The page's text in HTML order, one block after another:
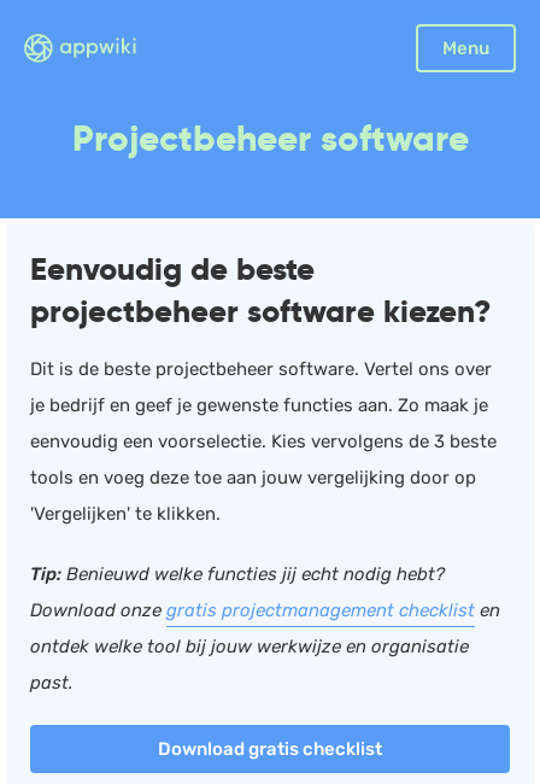
Menu
Facturatie
Debiteurenbeheer
Incasso
Scan en herken
Urenregistratie
Documentmanagement
Projectmanagement
Workflowmanagement
Planning
Werkbonnen
Rittenregistratie
Projectbeheer software
Eenvoudig de beste
projectbeheer software kiezen?
Dit is de beste projectbeheer software. Vertel ons over
je bedrijf en geef je gewenste functies aan. Zo maak je
eenvoudig een voorselectie. Kies vervolgens de 3 beste
tools en voeg deze toe aan jouw vergelijking door op
'Vergelijken' te klikken.
Tip: Benieuwd welke functies jij echt nodig hebt?
Download onze gratis projectmanagement checklist en
ontdek welke tool bij jouw werkwijze en organisatie
past.
Download gratis checklist